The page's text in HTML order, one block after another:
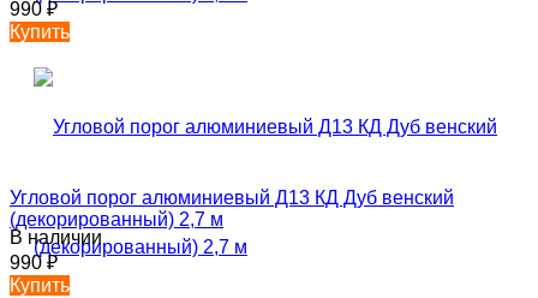
990 ₽
Купить
Угловой порог алюминиевый Д13 КД Дуб венский
(декорированный) 2,7 м
В наличии
990 ₽
Купить